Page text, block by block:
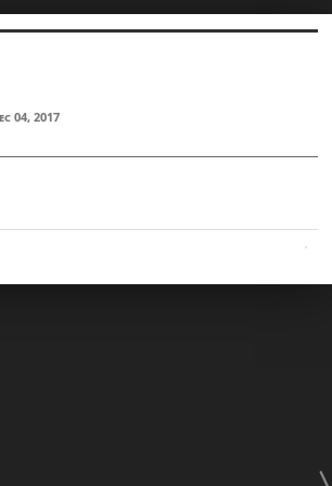
04, 2017스케치북5
스케치북5
스케치북5
스케치북5